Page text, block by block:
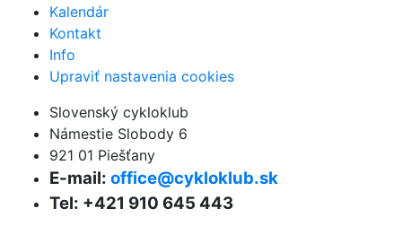
Kalendár
Kontakt
Info
Upraviť nastavenia cookies
Slovenský cykloklub
Námestie Slobody 6
921 01 Piešťany
E-mail: office@cykloklub.sk
Tel: +421 910 645 443